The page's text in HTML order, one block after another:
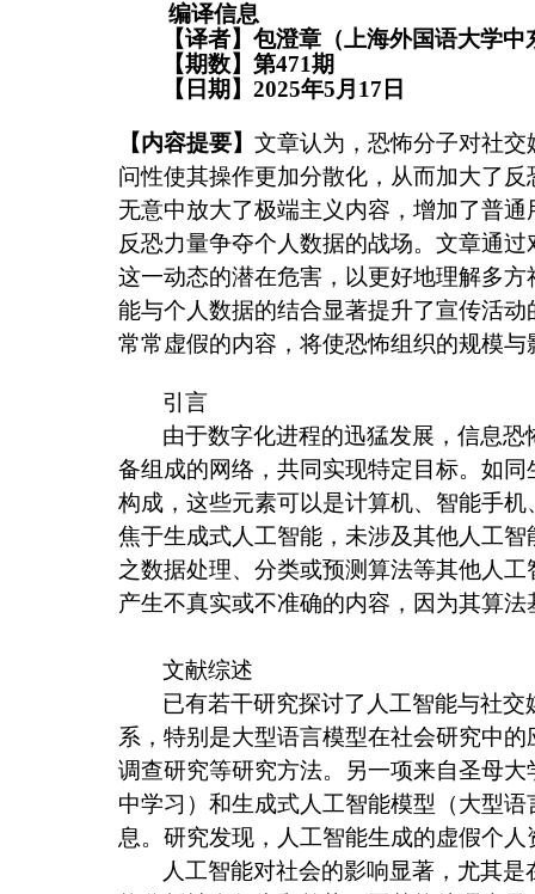
编译信息
【译者】包澄章（上海外国语大学
【期数】第471期
【日期】 2025年5月 17 日
【内容提要】 文章认为，恐怖分子对社
问性使其操作更加分散化，从而加大了
无意中放大了极端主义内容，增加了普
反恐力量争夺个人数据的战场。文章通
这一动态的潜在危害，以更好地理解多
能与个人数据的结合显著提升了宣传活
常常虚假的内容，将使恐怖组织的规模与
引言
由于数字化进程的迅猛发展，信息
备组成的网络，共同实现特定目标。如
构成，这些元素可以是计算机、智能手
焦于生成式人工智能，未涉及其他人工
之数据处理、分类或预测算法等其他人
产生不真实或不准确的内容，因为其算
文献综述
已有若干研究探讨了人工智能与社
系，特别是大型语言模型在社会研究中
调查研究等研究方法。另一项来自圣母
中学习）和生成式人工智能模型（大型
息。研究发现，人工智能生成的虚假个
人工智能对社会的影响显著，尤其